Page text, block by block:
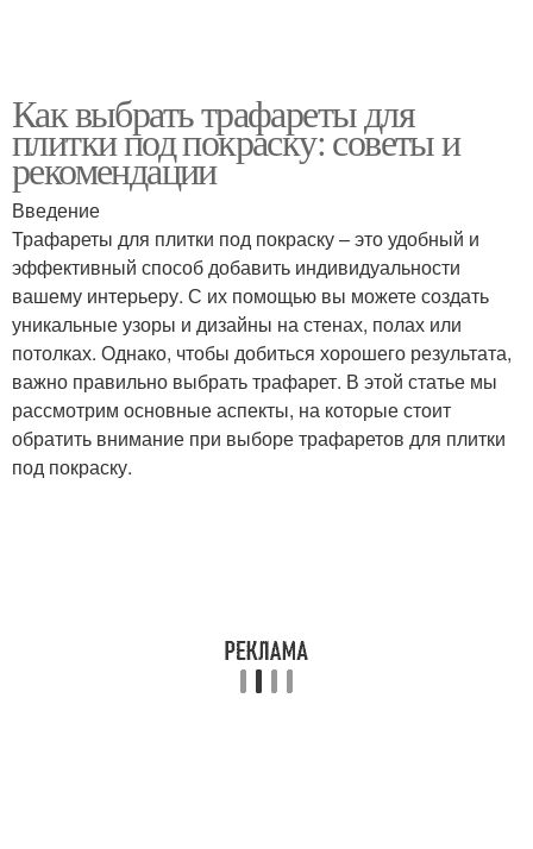
Как выбрать трафареты для
плитки под покраску: советы и
рекомендации
Введение
Трафареты для плитки под покраску – это удобный и
эффективный способ добавить индивидуальности
вашему интерьеру. С их помощью вы можете создать
уникальные узоры и дизайны на стенах, полах или
потолках. Однако, чтобы добиться хорошего результата,
важно правильно выбрать трафарет. В этой статье мы
рассмотрим основные аспекты, на которые стоит
обратить внимание при выборе трафаретов для плитки
под покраску.